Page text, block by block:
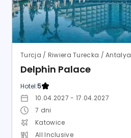
Turcja / Riwiera Turecka / Antalya
Delphin Palace
Hotel:5
10.04.2027 - 17.04.2027
7 dni
Katowice
All Inclusive